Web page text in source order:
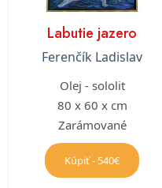
Labutie jazero
Ferenčík Ladislav
Olej - sololit
80 x 60 x cm
Zarámované
Kúpiť - 540€